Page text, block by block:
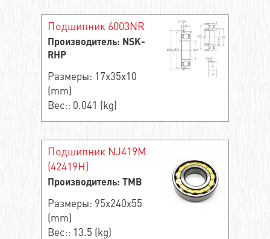
Подшипник 6003NR
Производитель: NSK-
RHP
Размеры: 17x35x10
(mm)
Вес:: 0.041 (kg)
Подшипник NJ419M
(42419H)
Производитель: TMB
Размеры: 95x240x55
(mm)
Вес:: 13.5 (kg)